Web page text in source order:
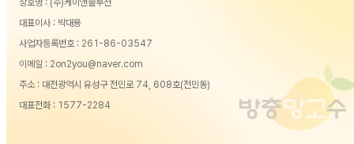
상호명 : (주)케이앤솔루션
대표이사 : 박대용
사업자등록번호 : 261-86-03547
이메일 : 2on2you@naver.com
주소 : 대전광역시 유성구 전민로 74, 608호(전민동)
대표전화 : 1577-2284